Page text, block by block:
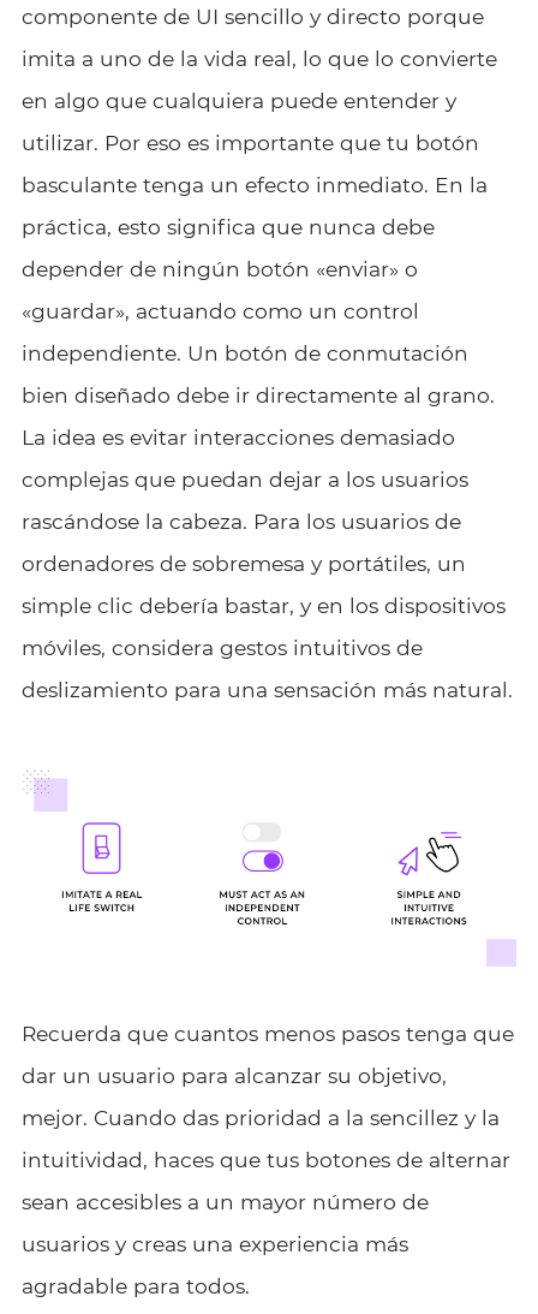
componente de UI sencillo y directo porque
imita a uno de la vida real, lo que lo convierte
en algo que cualquiera puede entender y
utilizar. Por eso es importante que tu botón
basculante tenga un efecto inmediato. En la
práctica, esto significa que nunca debe
depender de ningún botón «enviar» o
«guardar», actuando como un control
independiente. Un botón de conmutación
bien diseñado debe ir directamente al grano.
La idea es evitar interacciones demasiado
complejas que puedan dejar a los usuarios
rascándose la cabeza. Para los usuarios de
ordenadores de sobremesa y portátiles, un
simple clic debería bastar, y en los dispositivos
móviles, considera gestos intuitivos de
deslizamiento para una sensación más natural.
Recuerda que cuantos menos pasos tenga que
dar un usuario para alcanzar su objetivo,
mejor. Cuando das prioridad a la sencillez y la
intuitividad, haces que tus botones de alternar
sean accesibles a un mayor número de
usuarios y creas una experiencia más
agradable para todos.